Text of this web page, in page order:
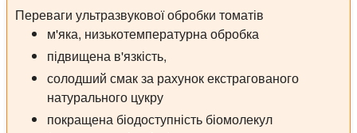
Переваги ультразвукової обробки томатів
м'яка, низькотемпературна обробка
підвищена в'язкість,
солодший смак за рахунок екстрагованого
натурального цукру
покращена біодоступність біомолекул